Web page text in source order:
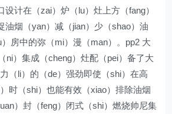
计在（zai）炉（lu）灶上方（fang）
油烟（yan）减（jian）少（shao）油
）房中的弥（mi）漫（man）。pp2 大
ni）集成（cheng）灶配（pei）备了大
（li）的（de）强劲即使（shi）在高
）时（shi）也能有效（xiao）排除油烟
）封（feng）闭式（shi）燃烧帅尼集